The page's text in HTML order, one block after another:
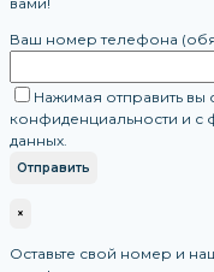
Ваш номер телефона
Нажимая отправить вы
конфиденциальности и
данных.
×
Оставьте свой номер и